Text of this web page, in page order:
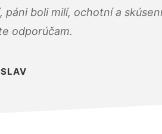
boli milí, ochotní a
odporúčam.